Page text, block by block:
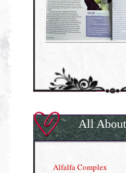
All
Alfalfa Complex